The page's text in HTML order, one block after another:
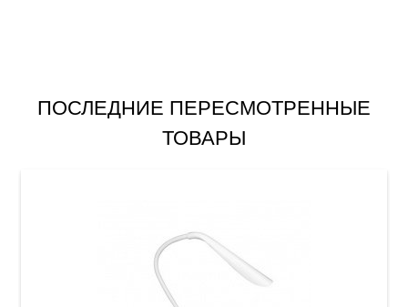
ПОСЛЕДНИЕ ПЕРЕСМОТРЕННЫЕ
ТОВАРЫ